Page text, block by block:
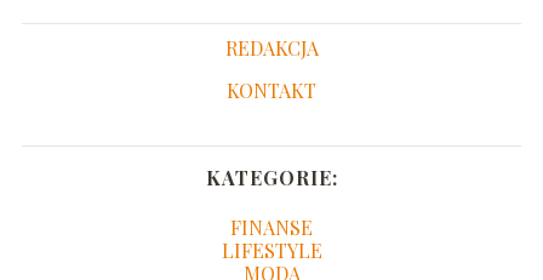
REDAKCJA
KONTAKT
KATEGORIE:
FINANSE
LIFESTYLE
MODA